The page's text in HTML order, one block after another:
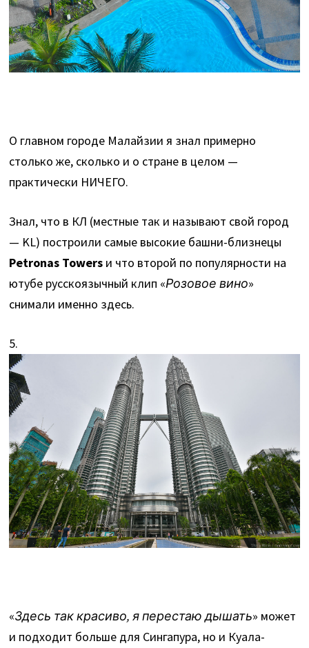
О главном городе Малайзии я знал примерно
столько же, сколько и о стране в целом —
практически НИЧЕГО.
Знал, что в КЛ (местные так и называют свой город
— KL) построили самые высокие башни-близнецы
Petronas Towers и что второй по популярности на
ютубе русскоязычный клип «Розовое вино»
снимали именно здесь.
5.
«Здесь так красиво, я перестаю дышать» может
и подходит больше для Сингапура, но и Куала-